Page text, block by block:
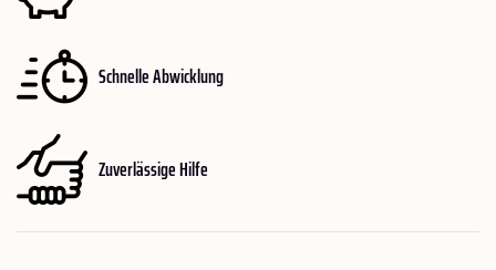
Schnelle Abwicklung
Zuverlässige Hilfe